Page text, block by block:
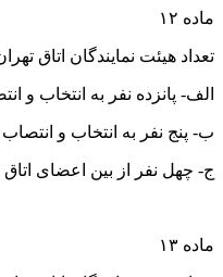
ماده ۱۲
تعداد هیئت نمایندگان اتاق
الف- پانزده نفر به
ب- پنج نفر به انتخاب و
ج- چهل نفر از بین اعضای
ماده ۱۳